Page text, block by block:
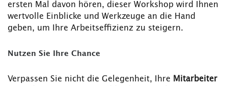
ersten Mal davon hören, dieser Workshop wird Ihnen
wertvolle Einblicke und Werkzeuge an die Hand
geben, um Ihre Arbeitseffizienz zu steigern.
Nutzen Sie Ihre Chance
Verpassen Sie nicht die Gelegenheit, Ihre Mitarbeiter